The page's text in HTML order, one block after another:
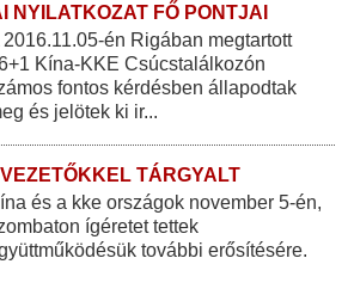
NYILATKOZAT FŐ PONTJAI
2016.11.05-én Rigában megtartott
Kína-KKE Csúcstalálkozón
fontos kérdésben állapodtak
és jelötek ki ir...
TÁRGYALT
és a kke országok november 5-én,
ígéretet tettek
további erősítésére.